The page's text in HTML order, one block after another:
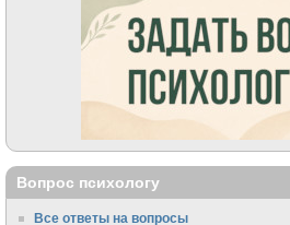
Вопрос психологу
Все ответы на вопросы